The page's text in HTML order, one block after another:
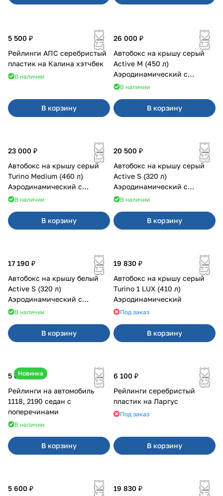
5 500 ₽
Рейлинги АПС серебристый
пластик на Калина хэтчбек
В наличии
В корзину
26 000 ₽
Автобокс на крышу серый
Active M (450 л)
Аэродинамический с
двусторонним открыванием
В наличии
В корзину
23 000 ₽
Автобокс на крышу серый
Turino Medium (460 л)
Аэродинамический с
двусторонним открыванием
В наличии
В корзину
20 500 ₽
Автобокс на крышу серый
Active S (320 л)
Аэродинамический с
двусторонним открыванием
В наличии
В корзину
17 190 ₽
Автобокс на крышу белый
Active S (320 л)
Аэродинамический с
двусторонним открыванием
В наличии
В корзину
19 830 ₽
Автобокс на крышу серый
Turino 1 LUX (410 л)
Аэродинамический
Под заказ
В корзину
Новинка
5 600 ₽
Рейлинги на автомобиль
1118, 2190 седан с
поперечинами
В наличии
В корзину
6 100 ₽
Рейлинги серебристый
пластик на Ларгус
Под заказ
В корзину
5 600 ₽ 19 830 ₽